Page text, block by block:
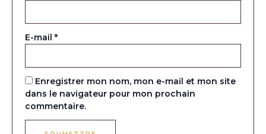
E-mail*
Enregistrer mon nom, mon e-mail et mon site
dans le navigateur pour mon prochain
commentaire.